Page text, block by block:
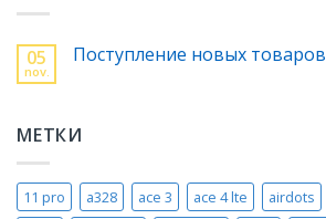
05
nov.
Поступление новых товаров
МЕТКИ
11 pro a328 ace 3 ace 4 lte airdots